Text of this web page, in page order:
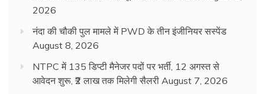
2026
नंदा की चौकी पुल मामले में PWD के तीन इंजीनियर सस्पेंड
August 8, 2026
NTPC में 135 डिप्टी मैनेजर पदों पर भर्ती, 12 अगस्त से
आवेदन शुरू, ₹2 लाख तक मिलेगी सैलरी August 7, 2026